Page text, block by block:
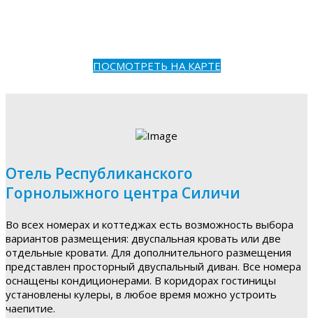
ПОСМОТРЕТЬ НА КАРТЕ
Отель Республиканского
Горнолыжного центра Силичи
Во всех номерах и коттеджах есть возможность выбора
вариантов размещения: двуспальная кровать или две
отдельные кровати. Для дополнительного размещения
представлен просторный двуспальный диван. Все номера
оснащены кондиционерами. В коридорах гостиницы
установлены кулеры, в любое время можно устроить
чаепитие.